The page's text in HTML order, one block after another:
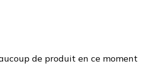
de produit en ce moment